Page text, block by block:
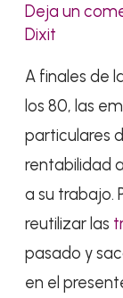
Deja un
Dixit
A finales de
los 80, las
particulares
rentabilidad
a su trabajo.
reutilizar las
pasado y
en el